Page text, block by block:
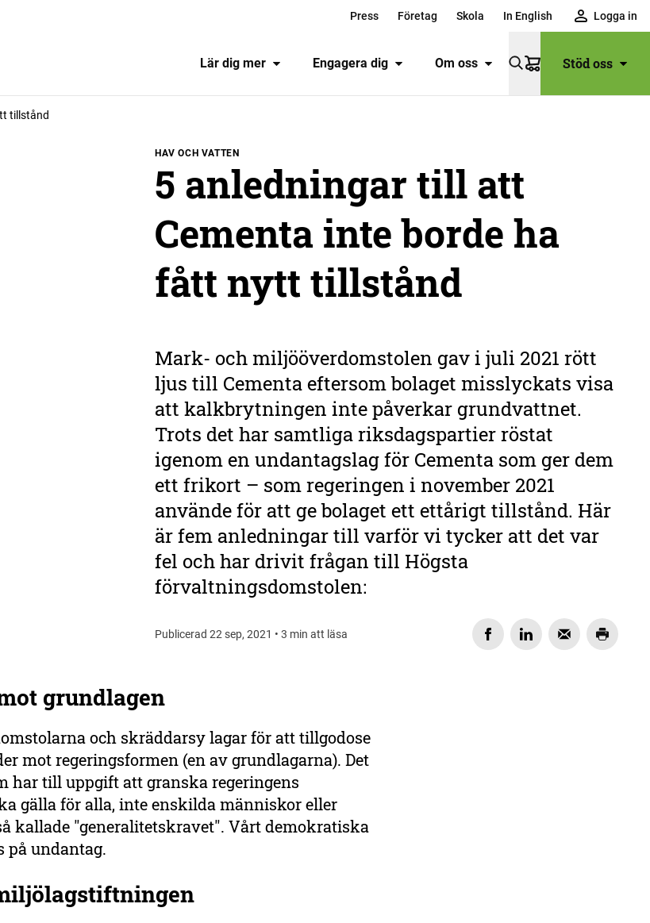
Press Företag Skola In English Logga in
Lär dig mer Engagera dig Om oss
VarukorgStöd oss
tillstånd
HAV OCH VATTEN
5 anledningar till att
Cementa inte borde ha
fått nytt tillstånd
Mark- och miljööverdomstolen gav i juli 2021 rött
ljus till Cementa eftersom bolaget misslyckats visa
att kalkbrytningen inte påverkar grundvattnet.
Trots det har samtliga riksdagspartier röstat
igenom en undantagslag för Cementa som ger dem
ett frikort – som regeringen i november 2021
använde för att ge bolaget ett ettårigt tillstånd. Här
är fem anledningar till varför vi tycker att det var
fel och har drivit frågan till Högsta
förvaltningsdomstolen:
Publicerad 22 sep, 2021 • 3 min att läsa
grundlagen
och skräddarsy lagar för att tillgodose
mot regeringsformen (en av grundlagarna). Det
har till uppgift att granska regeringens
gälla för alla, inte enskilda människor eller
kallade "generalitetskravet". Vårt demokratiska
på undantag.